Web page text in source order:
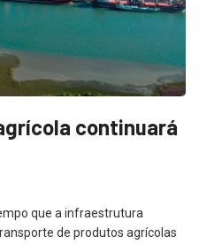
continuará
que a infraestrutura
de produtos agrícolas